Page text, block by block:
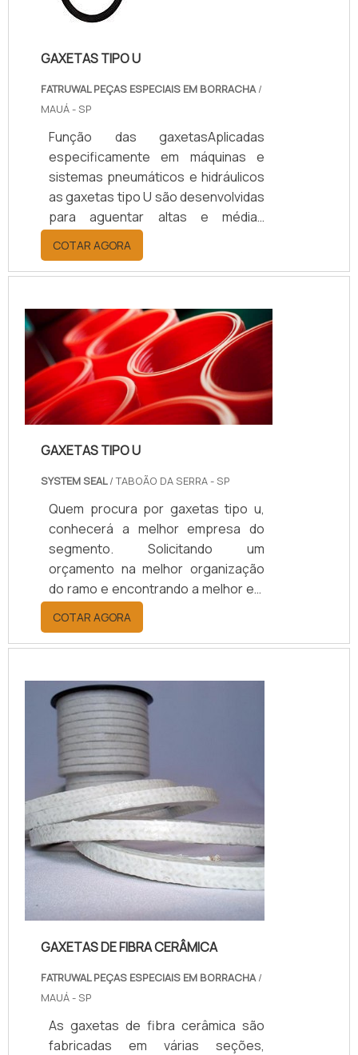
GAXETAS TIPO U
FATRUWAL PEÇAS ESPECIAIS EM BORRACHA/
MAUÁ - SP
Função das gaxetasAplicadas
especificamente em máquinas e
sistemas pneumáticos e hidráulicos
as gaxetas tipo U são desenvolvidas
para aguentar altas e médias
pressões, sem comprometer a
integridade física e estrutural dos
componentes.As gaxetas tipo U têm
simétrico, em formato anular, sendo
adequadas para realizar a correta
vedação de: Êmbolos; Hastes;
Cilindros.Aplicações do
produtoMaquinários operatrizes...
COTAR AGORA
GAXETAS TIPO U
SYSTEM SEAL/ TABOÃO DA SERRA - SP
Quem procura por gaxetas tipo u,
conhecerá a melhor empresa do
segmento. Solicitando um
orçamento na melhor organização
do ramo e encontrando a melhor em
qualidade e custo benefício.MAIS
DETALHES INTERESSANTES SOBRE
GAXETAS TIPO UQuem busca por
altamente qualificada, consegue
encontrar o site da System Seal.
Empresa especializada em anéis de
poliuretano e vedações usinadas,
oferecendo o que há de melhor no ...
COTAR AGORA
GAXETAS DE FIBRA CERÂMICA
FATRUWAL PEÇAS ESPECIAIS EM BORRACHA/
MAUÁ - SP
As gaxetas de fibra cerâmica são
fabricadas em várias seções,